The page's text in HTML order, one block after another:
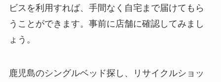
ビスを利用すれば、手間なく自宅まで届けてもら
うことができます。事前に店舗に確認してみまし
ょう。
鹿児島のシングルベッド探し、リサイクルショッ